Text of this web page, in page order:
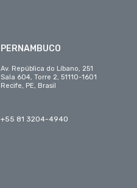
PERNAMBUCO
Av. República do Líbano, 251
Sala 604, Torre 2, 51110-1601
Recife, PE, Brasil
+55 81 3204-4940